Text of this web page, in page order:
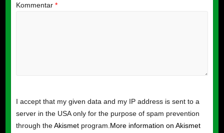
Kommentar *
I accept that my given data and my IP address is sent to a
server in the USA only for the purpose of spam prevention
through theAkismetprogram. More information on Akismet